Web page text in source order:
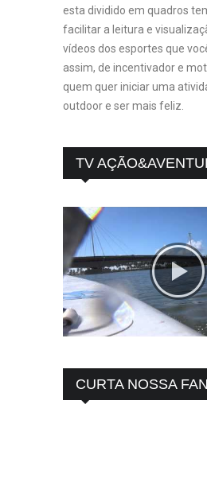
esta dividido em quadros
facilitar a leitura e
vídeos dos esportes que
assim, de incentivador e
quem quer iniciar uma
outdoor e ser mais feliz.
TV
CURTA NOSSA